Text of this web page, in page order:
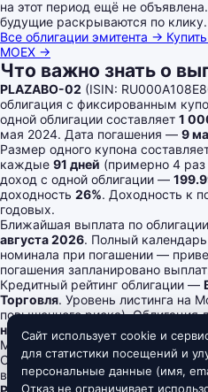
на этот период ещё не
будущие раскрываются по клику.
Все облигации эмитента →
MOEX →
Что важно знать о
PLAZABO-02 (ISIN:
облигация с фиксированным
одной облигации составляет 1
мая 2024. Дата погашения — 9
Размер одного купона
каждые 91 дней (примерно 4 раз
доход с одной облигации —
доходность 26%. Доходность к
годовых.
Ближайшая выплата по облигации
августа 2026. Полный
номинала при погашении —
погашения запланировано
Кредитный рейтинг облигации —
Торговля. Уровень листинга на
повышенного риска). Облигация
неквалифицированным
Megabonds
Скринер российских облигаций
выпуски, актуальные
Сайт использует cookie и
для статистики посещений и
персональные данные (имя,
Отказ не ограничивает